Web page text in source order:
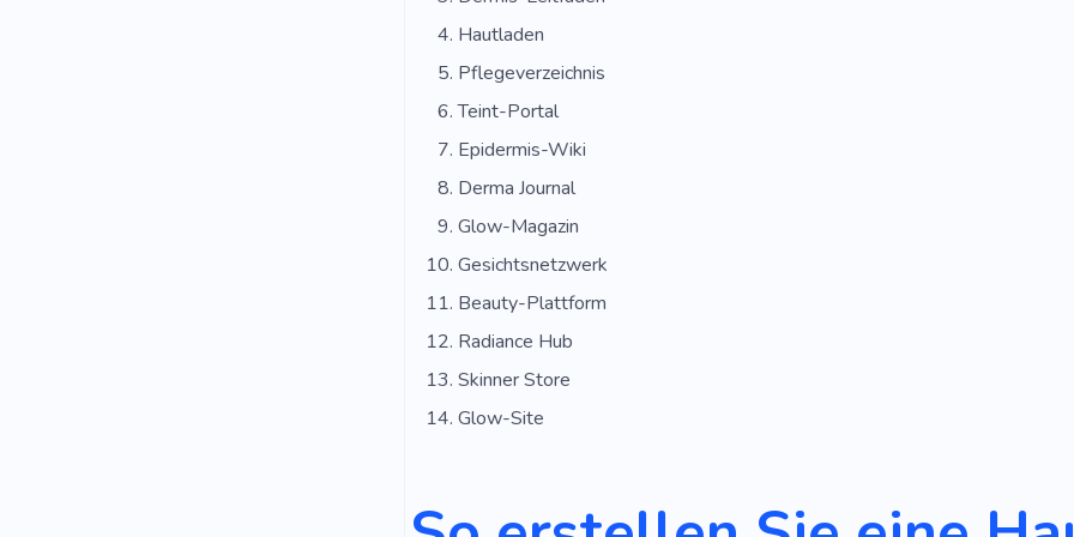
Hautladen
Pflegeverzeichnis
Teint-Portal
Epidermis-Wiki
Derma Journal
Glow-Magazin
Gesichtsnetzwerk
Beauty-Plattform
Radiance Hub
Skinner Store
Glow-Site